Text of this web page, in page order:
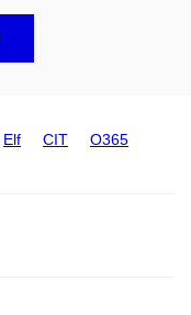
Elf CIT O365